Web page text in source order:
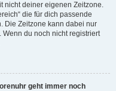
nicht deiner eigenen Zeitzone.
die für dich passende
Die Zeitzone kann dabei nur
du noch nicht registriert
geht immer noch